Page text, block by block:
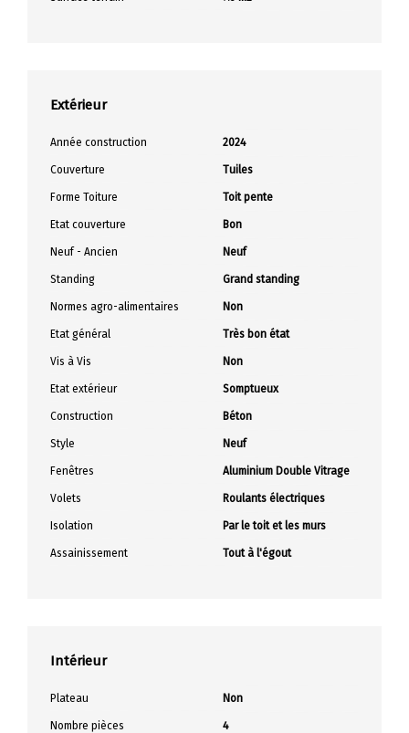
Extérieur
Année construction 2024
Couverture Tuiles
Forme Toiture Toit pente
Etat couverture Bon
Neuf - Ancien Neuf
Standing Grand standing
Normes agro-alimentaires Non
Etat général Très bon état
Vis à Vis Non
Etat extérieur Somptueux
Construction Béton
Style Neuf
Fenêtres Aluminium Double Vitrage
Volets Roulants électriques
Isolation Par le toit et les murs
Assainissement Tout à l'égout
Intérieur
Plateau Non
Nombre pièces 4